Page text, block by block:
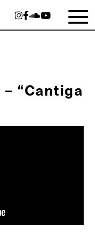
“Cantiga